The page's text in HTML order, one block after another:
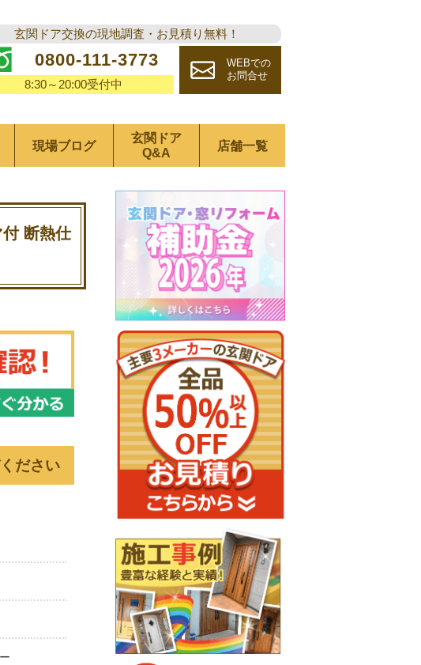
玄関ドア交換の現地調査・お見積り無料！
0800-111-3773
8:30～20:00受付中
WEBでの
お問合せ
現場ブログ
玄関ドア
Q&A
店舗一覧
断熱仕
ださい